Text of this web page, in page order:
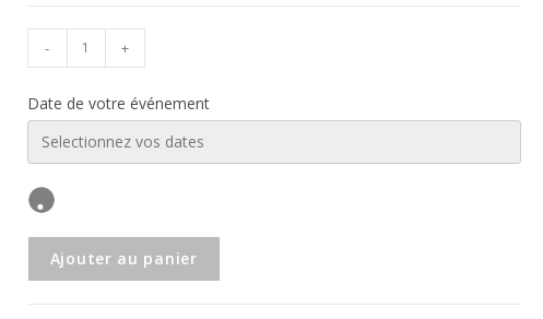
- +
Date de votre événement
Ajouter au panier